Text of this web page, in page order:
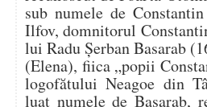
sub numele de
Ilfov, domnitorul
lui Radu Șerban Basarab
(Elena), fiica „popii
logofătului Neagoe din
luat numele de Basarab,